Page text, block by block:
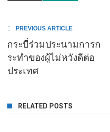
PREVIOUS ARTICLE
กระบี่ร่วมประนามการก
ระทำของผู้ไม่หวังดีต่อ
ประเทศ
RELATED POSTS